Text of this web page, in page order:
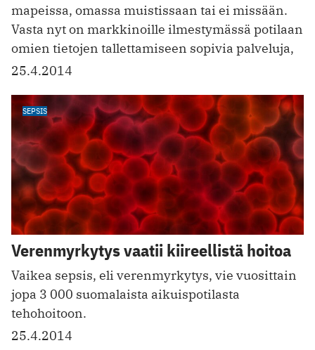
mapeissa, omassa muistissaan tai ei missään.
Vasta nyt on markkinoille ilmestymässä potilaan
omien tietojen tallettamiseen sopivia palveluja,
25.4.2014
SEPSIS
Verenmyrkytys vaatii kiireellistä hoitoa
Vaikea sepsis, eli verenmyrkytys, vie vuosittain
jopa 3 000 suomalaista aikuispotilasta
tehohoitoon.
25.4.2014